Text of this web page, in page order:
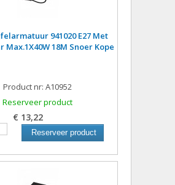
941020 E27 Met
Max.1X40W 18M Snoer Kope
Product nr: A10952
Reserveer product
€ 13,22
Reserveer product